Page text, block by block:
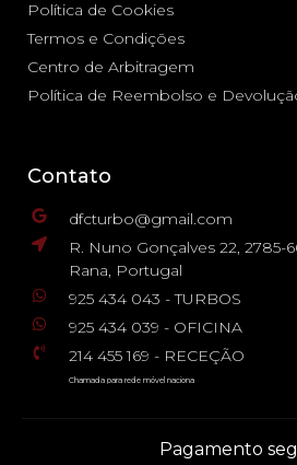
Política de Cookies
Termos e Condições
Centro de Arbitragem
Política de Reembolso e
Contato
dfcturbo@gmail.com
R. Nuno Gonçalves 22,
Rana, Portugal
925 434 043 - TURBOS
925 434 039 - OFICINA
214 455 169 - RECEÇÃO
Chamada para rede móvel naciona
Pagamento